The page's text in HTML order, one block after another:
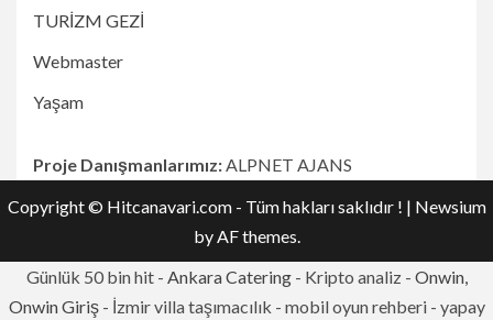
TURİZM GEZİ
Webmaster
Yaşam
Proje Danışmanlarımız: ALPNET AJANS
Copyright © Hitcanavari.com - Tüm hakları saklıdır ! | Newsium
by AF themes.
Günlük 50 bin hit - Ankara Catering- Kripto analiz - Onwin,
Onwin Giriş- İzmir villa taşımacılık - mobil oyun rehberi - yapay